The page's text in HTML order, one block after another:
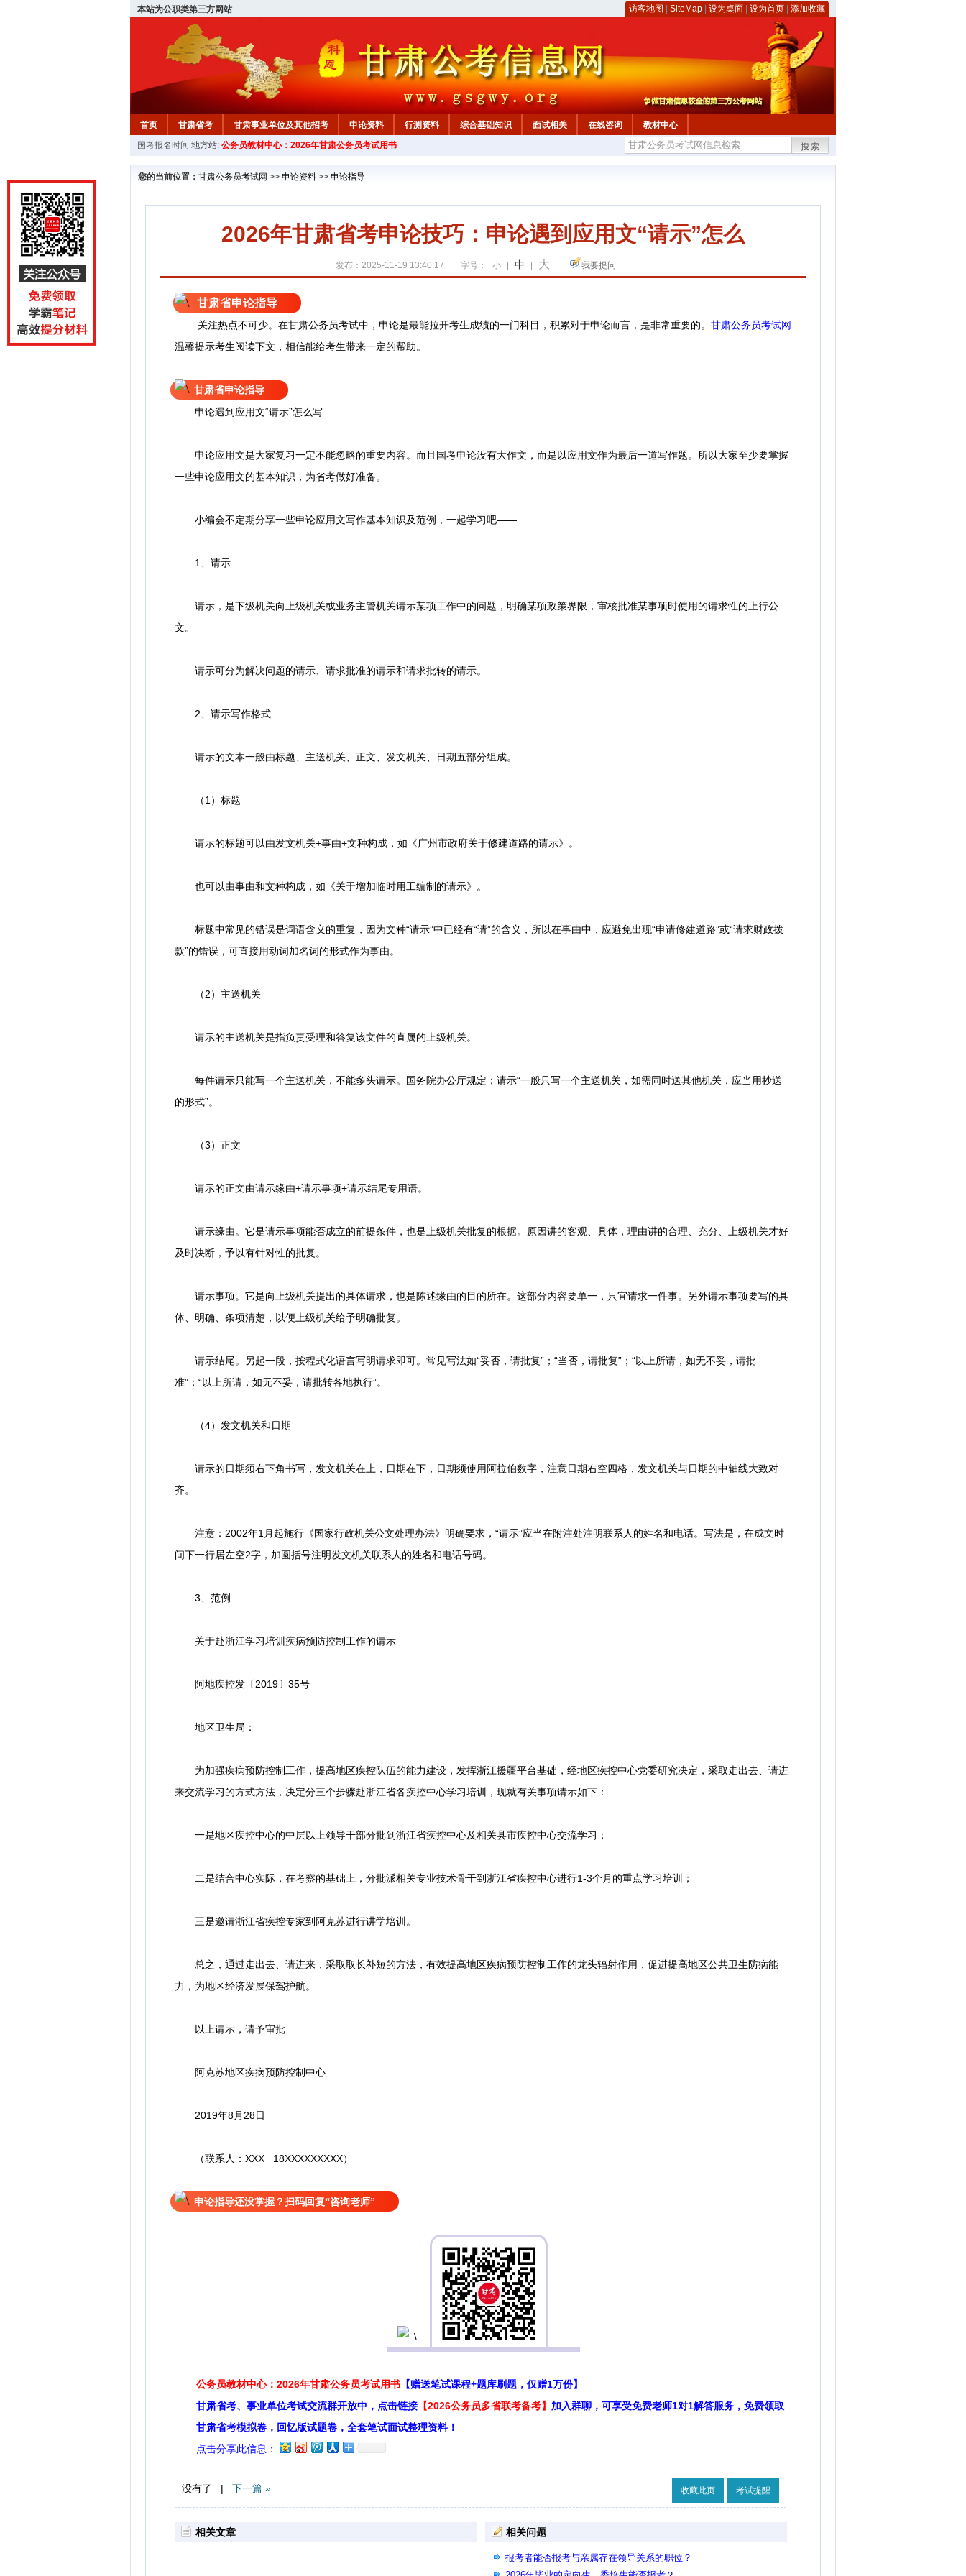
本站为公职类第三方网站 访客地图 SiteMap 设为桌面 设为首页 添加收藏
首页 甘肃省考 甘肃事业单位及其他招考 申论资料 行测资料 综合基础知识 面试相关 在线咨询
教材中心
国考报名时间 地方站: 公务员教材中心：2026年甘肃公务员考试用书 搜索
您的当前位置： 甘肃公务员考试网 >> 申论资料 >> 申论指导
2026年甘肃省考申论技巧：申论遇到应用文“请示”怎么
发布：2025-11-19 13:40:17 字号： 小 中 大 我要提问
甘肃省申论指导
关注热点不可少。 在甘肃公务员考试中，申论是最能拉开考生成绩的一门科目，积累对于申论而言，是非常重要的。 甘肃公务员考试网
温馨提示考生阅读下文，相信能给考生带来一定的帮助。
甘肃省申论指导
申论遇到应用文“请示”怎么写
申论应用文是大家复习一定不能忽略的重要内容。而且国考申论没有大作文，而是以应用文作为最后一道写作题。所以大家至少要掌握
一些申论应用文的基本知识，为省考做好准备。
小编会不定期分享一些申论应用文写作基本知识及范例，一起学习吧——
1、请示
请示，是下级机关向上级机关或业务主管机关请示某项工作中的问题，明确某项政策界限，审核批准某事项时使用的请求性的上行公
文。
请示可分为解决问题的请示、请求批准的请示和请求批转的请示。
2、请示写作格式
请示的文本一般由标题、主送机关、正文、发文机关、日期五部分组成。
（1）标题
请示的标题可以由发文机关+事由+文种构成，如《广州市政府关于修建道路的请示》。
也可以由事由和文种构成，如《关于增加临时用工编制的请示》。
标题中常见的错误是词语含义的重复，因为文种“请示”中已经有“请”的含义，所以在事由中，应避免出现“申请修建道路”或“请求财政拨
款”的错误，可直接用动词加名词的形式作为事由。
（2）主送机关
请示的主送机关是指负责受理和答复该文件的直属的上级机关。
每件请示只能写一个主送机关，不能多头请示。国务院办公厅规定；请示“一般只写一个主送机关，如需同时送其他机关，应当用抄送
的形式”。
（3）正文
请示的正文由请示缘由+请示事项+请示结尾专用语。
请示缘由。它是请示事项能否成立的前提条件，也是上级机关批复的根据。原因讲的客观、具体，理由讲的合理、充分、上级机关才好
及时决断，予以有针对性的批复。
请示事项。它是向上级机关提出的具体请求，也是陈述缘由的目的所在。这部分内容要单一，只宜请求一件事。另外请示事项要写的具
体、明确、条项清楚，以便上级机关给予明确批复。
请示结尾。另起一段，按程式化语言写明请求即可。常见写法如“妥否，请批复”；“当否，请批复”；“以上所请，如无不妥，请批
准”；“以上所请，如无不妥，请批转各地执行”。
（4）发文机关和日期
请示的日期须右下角书写，发文机关在上，日期在下，日期须使用阿拉伯数字，注意日期右空四格，发文机关与日期的中轴线大致对
齐。
注意：2002年1月起施行《国家行政机关公文处理办法》明确要求，“请示”应当在附注处注明联系人的姓名和电话。写法是，在成文时
间下一行居左空2字，加圆括号注明发文机关联系人的姓名和电话号码。
3、范例
关于赴浙江学习培训疾病预防控制工作的请示
阿地疾控发〔2019〕35号
地区卫生局：
为加强疾病预防控制工作，提高地区疾控队伍的能力建设，发挥浙江援疆平台基础，经地区疾控中心党委研究决定，采取走出去、请进
来交流学习的方式方法，决定分三个步骤赴浙江省各疾控中心学习培训，现就有关事项请示如下：
一是地区疾控中心的中层以上领导干部分批到浙江省疾控中心及相关县市疾控中心交流学习；
二是结合中心实际，在考察的基础上，分批派相关专业技术骨干到浙江省疾控中心进行1-3个月的重点学习培训；
三是邀请浙江省疾控专家到阿克苏进行讲学培训。
总之，通过走出去、请进来，采取取长补短的方法，有效提高地区疾病预防控制工作的龙头辐射作用，促进提高地区公共卫生防病能
力，为地区经济发展保驾护航。
以上请示，请予审批
阿克苏地区疾病预防控制中心
2019年8月28日
（联系人：XXX 18XXXXXXXXX）
申论指导还没掌握？扫码回复“咨询老师”
公务员教材中心：2026年甘肃公务员考试用书 【赠送笔试课程+题库刷题，仅赠1万份】
甘肃省考、事业单位考试交流群开放中，点击链接 【2026公务员多省联考备考】 加入群聊，可享受免费老师1对1解答服务，免费领取
甘肃省考模拟卷，回忆版试题卷，全套笔试面试整理资料！
点击分享此信息：
没有了 | 下一篇 » 收藏此页 考试提醒
相关文章 相关问题
报考者能否报考与亲属存在领导关系的职位？